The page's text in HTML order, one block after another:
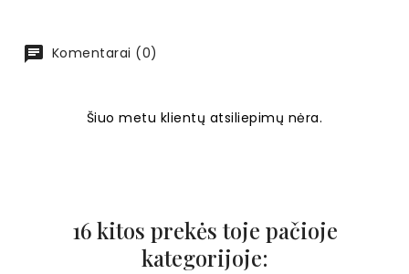
Komentarai (0)
Šiuo metu klientų atsiliepimų nėra.
16 kitos prekės toje pačioje
kategorijoje: